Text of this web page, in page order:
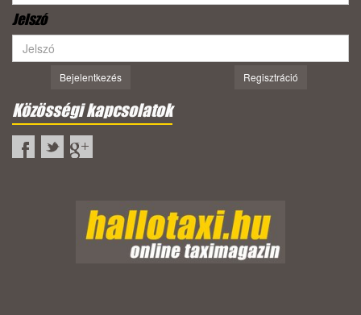
Jelszó
Bejelentkezés Regisztráció
Közösségi kapcsolatok